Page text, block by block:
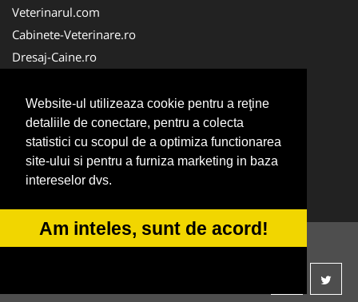
Website-ul utilizeaza cookie pentru a reţine
detaliile de conectare, pentru a colecta
statistici cu scopul de a optimiza functionarea
site-ului si pentru a furniza marketing in baza
intereselor dvs.
Am inteles, sunt de acord!
Veterinarul.com
Cabinete-Veterinare.ro
Dresaj-Caine.ro
Medic-Bun.com
SalonFrizerieCanina.com
DresajCaine.ro
NonStopDeschis.ro